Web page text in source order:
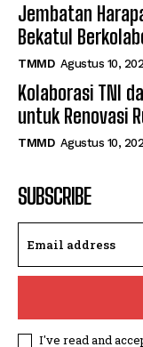
Jembatan
Bekatul
TMMD Agustus 10,
Kolaborasi TNI
untuk Renovasi
TMMD Agustus 10,
SUBSCRIBE
I've read and